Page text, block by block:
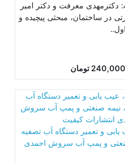
دکترمهدی معرفت و دکتر امیر
در ساختمان، مبحثی پیچیده و
تومان
و تعمیر دستگاه آب تصفیه
و پمپ آب سروش احمدی